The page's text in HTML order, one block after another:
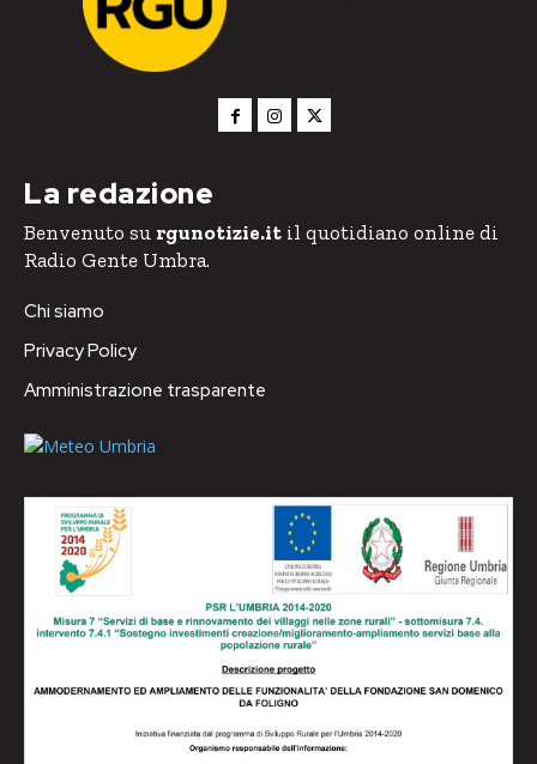
La redazione
Benvenuto su rgunotizie.it il quotidiano online di
Radio Gente Umbra.
Chi siamo
Privacy Policy
Amministrazione trasparente